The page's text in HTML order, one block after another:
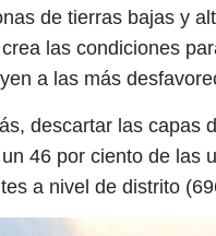
de tierras bajas y
las condiciones
a las más
descartar las capas
46 por ciento de las
a nivel de distrito